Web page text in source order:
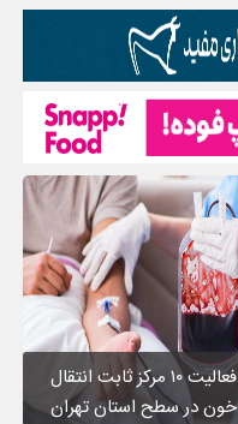
فعالیت ۱۰ مرکز ثابت انتقال
خون در سطح استان تهران